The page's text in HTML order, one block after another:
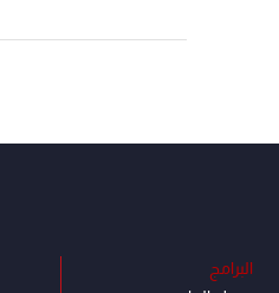
البرامج